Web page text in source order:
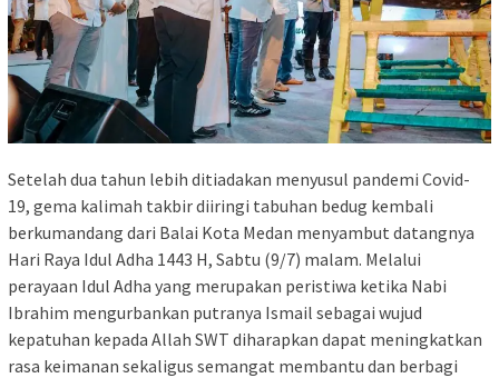
Setelah dua tahun lebih ditiadakan menyusul pandemi Covid-
19, gema kalimah takbir diiringi tabuhan bedug kembali
berkumandang dari Balai Kota Medan menyambut datangnya
Hari Raya Idul Adha 1443 H, Sabtu (9/7) malam. Melalui
perayaan Idul Adha yang merupakan peristiwa ketika Nabi
Ibrahim mengurbankan putranya Ismail sebagai wujud
kepatuhan kepada Allah SWT diharapkan dapat meningkatkan
rasa keimanan sekaligus semangat membantu dan berbagi